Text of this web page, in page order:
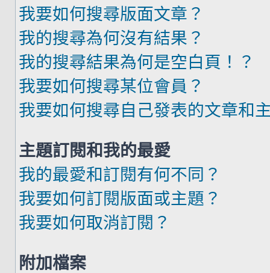
我要如何搜尋版面文章？
我的搜尋為何沒有結果？
我的搜尋結果為何是空白頁！？
我要如何搜尋某位會員？
我要如何搜尋自己發表的文章和
主題訂閱和我的最愛
我的最愛和訂閱有何不同？
我要如何訂閱版面或主題？
我要如何取消訂閱？
附加檔案